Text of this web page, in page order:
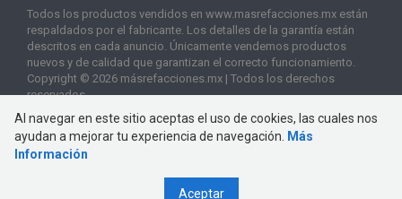
Todos los productos vendidos en www.masrefacciones.mx están
respaldados por el fabricante. Los detalles de la garantía están
descritos en cada anuncio. Únicamente vendemos productos
nuevos y de calidad que garantizan el correcto funcionamiento.
Copyright © 2026 másrefacciones.mx | Todos los derechos
reservados
Al navegar en este sitio aceptas el uso de cookies, las cuales nos
ayudan a mejorar tu experiencia de navegación.
Más
Información
Aceptar